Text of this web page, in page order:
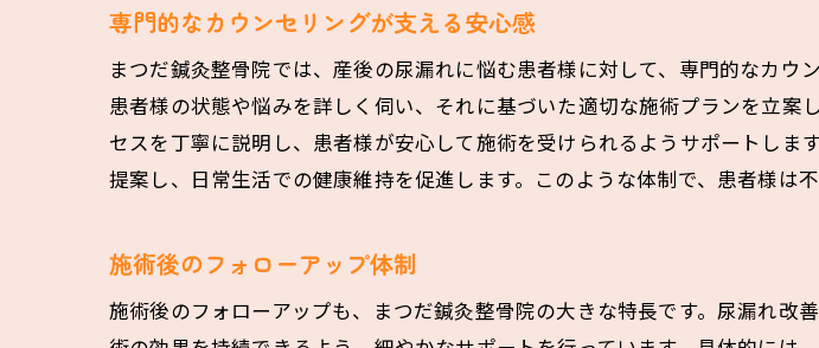
日常生活での注意点
専門家が推奨する生活
食事と栄養からのアプ
セルフモニタリングの
忙しい日常での効率的
専門的なカウンセリングが支える安心感
まつだ鍼灸整骨院では、産後の尿漏れに悩む患者様に対して、専門的なカ
患者様の状態や悩みを詳しく伺い、それに基づいた適切な施術プランを立
セスを丁寧に説明し、患者様が安心して施術を受けられるようサポートし
提案し、日常生活での健康維持を促進します。このような体制で、患者様は
施術後のフォローアップ体制
施術後のフォローアップも、まつだ鍼灸整骨院の大きな特長です。尿漏れ改